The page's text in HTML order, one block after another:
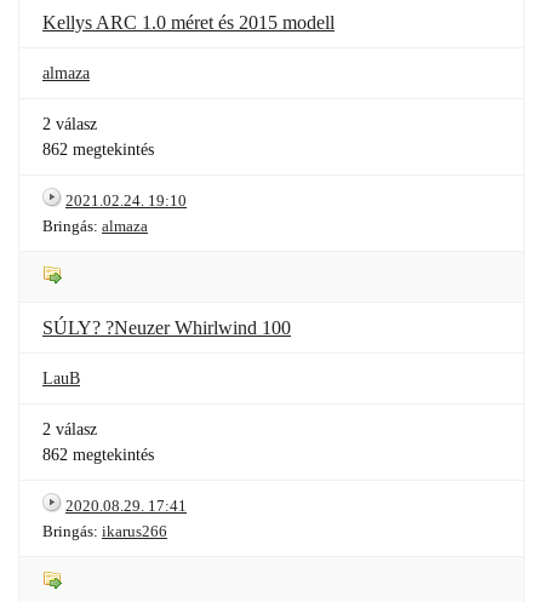
Kellys ARC 1.0 méret és 2015 modell
almaza
2 válasz
862 megtekintés
2021.02.24. 19:10
Bringás: almaza
SÚLY? ?Neuzer Whirlwind 100
LauB
2 válasz
862 megtekintés
2020.08.29. 17:41
Bringás: ikarus266